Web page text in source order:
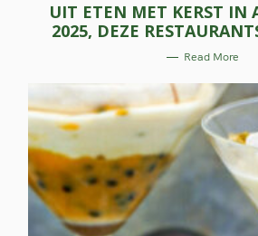
T
E
O
R
I
S
UIT ETEN MET KERST IN
2025, DEZE
Read More